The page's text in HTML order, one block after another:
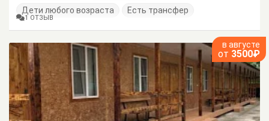
Дети любого возраста
Есть трансфер
1 ОТЗЫВ
в августе
от 3500₽